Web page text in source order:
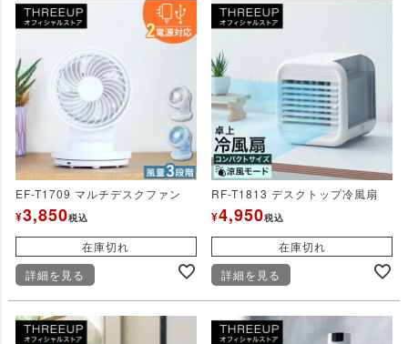
EF-T1709 マルチデスクファン
¥3,850税込
在庫切れ
詳細を見る
RF-T1813 デスクトップ冷風扇
¥4,950税込
在庫切れ
詳細を見る